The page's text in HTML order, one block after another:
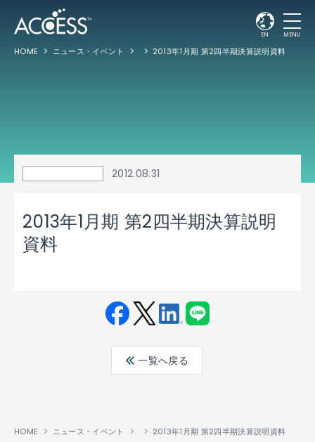
EN MENU
HOME ニュース・イベント 2013年1月期 第2四半期決算説明資料
2012.08.31
2013年1月期 第2四半期決算説明
資料
ebo ter
edin
一覧へ戻る
HOME ニュース・イベント 2013年1月期 第2四半期決算説明資料